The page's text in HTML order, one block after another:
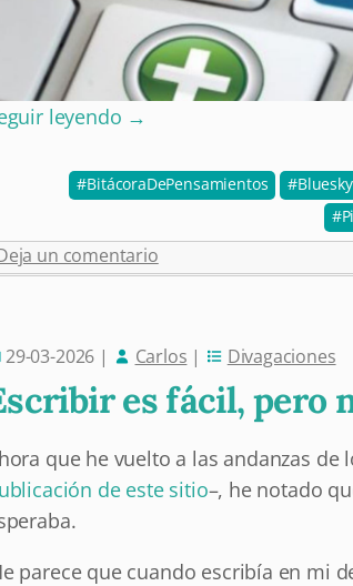
leyendo →
BitácoraDePensamientos Bluesky
un comentario
29-03-2026 | Carlos | Divagaciones
es fácil, pero
que he vuelto a las andanzas de
de este sitio–, he notado
parece que cuando escribía en mi